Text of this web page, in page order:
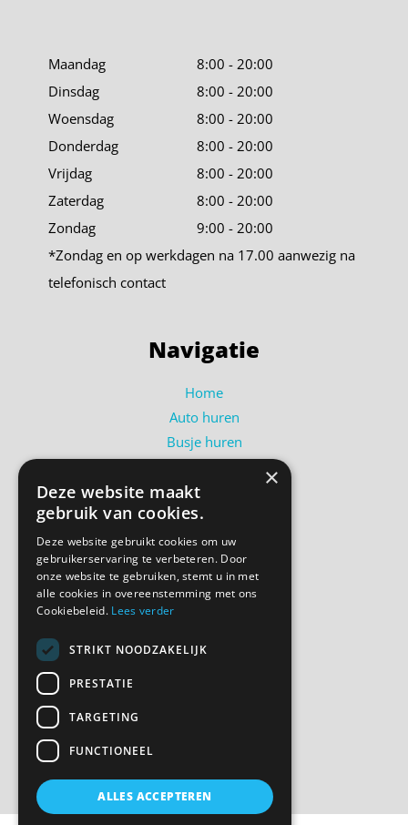
Maandag
8:00 - 20:00
Dinsdag
8:00 - 20:00
Woensdag
8:00 - 20:00
Donderdag
8:00 - 20:00
Vrijdag
8:00 - 20:00
Zaterdag
8:00 - 20:00
Zondag
9:00 - 20:00
*Zondag en op werkdagen na 17.00 aanwezig na
telefonisch contact
Navigatie
Home
Auto huren
Busje huren
Over ons
Contact
Bel ons
Volg ons
×
Deze website maakt
gebruik van cookies.
Deze website gebruikt cookies om uw
gebruikerservaring te verbeteren. Door
onze website te gebruiken, stemt u in met
alle cookies in overeenstemming met ons
Cookiebeleid. Lees verder
STRIKT NOODZAKELIJK
PRESTATIE
TARGETING
FUNCTIONEEL
ALLES ACCEPTEREN